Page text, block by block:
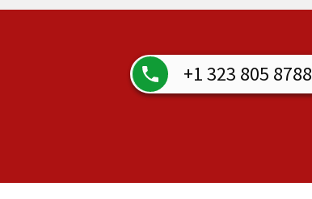
+1 323 805 8788